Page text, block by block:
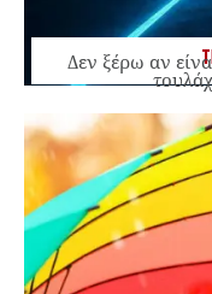
Δεν ξέρω αν